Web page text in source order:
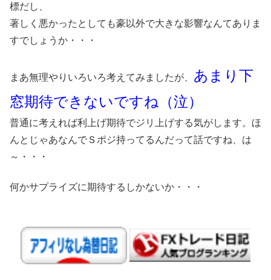
標だし、
著しく悪かったとしても豪以外で大きな影響なんてありま
すでしょうか・・・
まあ無理やりいろいろ考えてみましたが、 あまり下
窓期待できないですね（泣）
普通に考えれば利上げ期待でジリ上げする気がします。ほ
んとじゃあなんでＳポジ持ってるんだって話ですね、は
～・・・
何かサプライズに期待するしかないか・・・